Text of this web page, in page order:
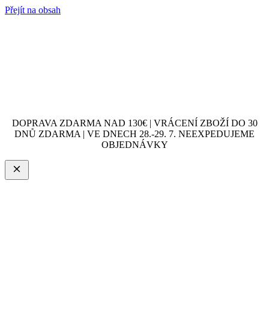
Přejít na obsah
DOPRAVA ZDARMA NAD 130€ | VRÁCENÍ ZBOŽÍ DO 30
DNŮ ZDARMA | VE DNECH 28.-29. 7. NEEXPEDUJEME
OBJEDNÁVKY